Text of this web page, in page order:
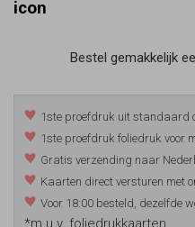
icon
Bestel gemakkelijk
1ste proefdruk uit standaard
1ste proefdruk foliedruk voor
Gratis verzending naar
Kaarten direct versturen met
Voor 18:00 besteld, dezelfde
*m.u.v. foliedrukkaarten